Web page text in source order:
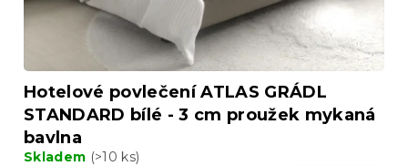
Hotelové povlečení ATLAS GRÁDL
STANDARD bílé - 3 cm proužek mykaná
bavlna
Skladem (>10 ks)